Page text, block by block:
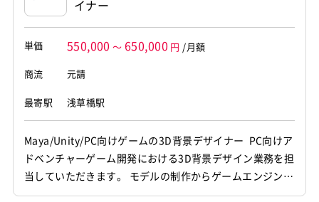
イナー
単価 550,000 ～ 650,000 円 /月額
商流
元請
最寄駅 浅草橋駅
Maya/Unity/PC向けゲームの3D背景デザイナー PC向けア
ドベンチャーゲーム開発における3D背景デザイン業務を担
当していただきます。 モデルの制作からゲームエンジンへ
の組み込みまで、グラフィック制作全般に幅広くご対応い